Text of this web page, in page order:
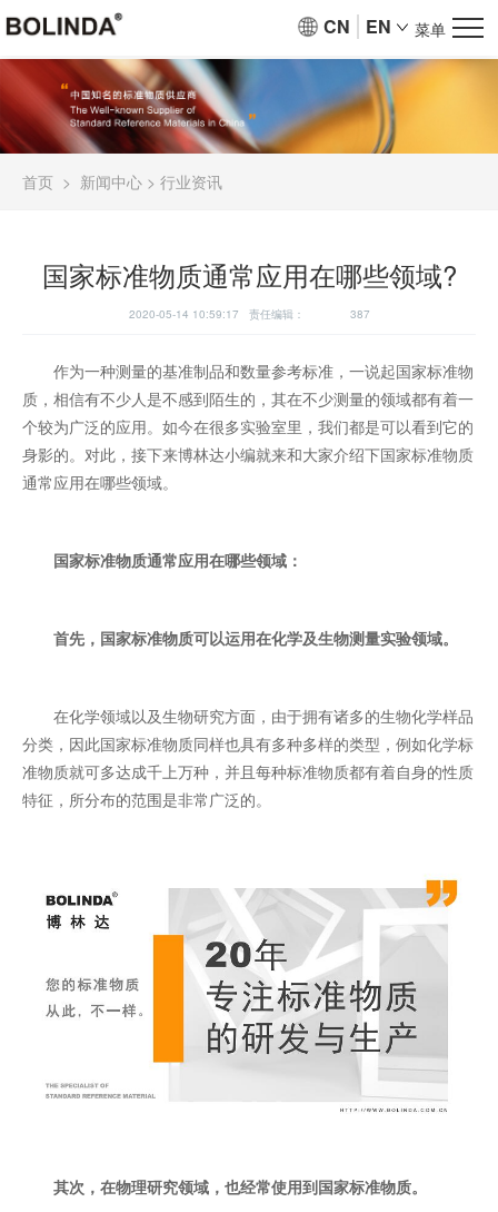
CN EN 菜单
首页 > 新闻中心 > 行业资讯
国家标准物质通常应用在哪些领域?
2020-05-14 10:59:17 责任编辑： 387
作为一种测量的基准制品和数量参考标准，一说起国家标准物
质，相信有不少人是不感到陌生的，其在不少测量的领域都有着一
个较为广泛的应用。如今在很多实验室里，我们都是可以看到它的
身影的。对此，接下来博林达小编就来和大家介绍下国家标准物质
通常应用在哪些领域。
国家标准物质通常应用在哪些领域：
首先，国家标准物质可以运用在化学及生物测量实验领域。
在化学领域以及生物研究方面，由于拥有诸多的生物化学样品
分类，因此国家标准物质同样也具有多种多样的类型，例如化学标
准物质就可多达成千上万种，并且每种标准物质都有着自身的性质
特征，所分布的范围是非常广泛的。
其次，在物理研究领域，也经常使用到国家标准物质。